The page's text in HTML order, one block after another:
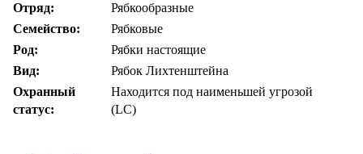
Отряд:
Рябкообразные
Семейство:
Рябковые
Род:
Рябки настоящие
Вид:
Рябок Лихтенштейна
Охранный
статус:
Находится под наименьшей угрозой
(LC)